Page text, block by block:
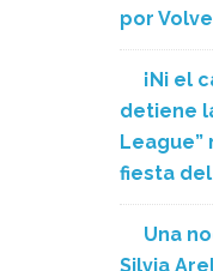
por
¡Ni el
detiene
League”
fiesta
Una
Silvia